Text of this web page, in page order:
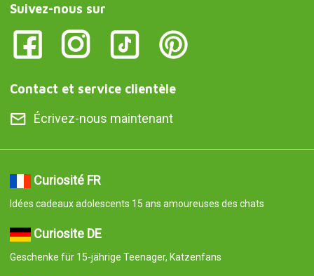
Suivez-nous sur
Contact et service clientèle
Écrivez-nous maintenant
Curiosité FR
Idées cadeaux adolescents 15 ans amoureuses des chats
Curiosite DE
Geschenke für 15-jährige Teenager, Katzenfans